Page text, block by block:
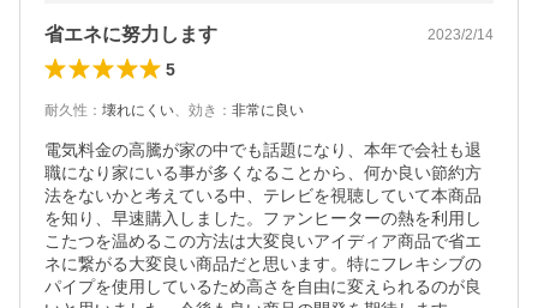
省エネに努力します 2023/2/14
5
耐久性 ： 壊れにくい、 効き ： 非常に良い
電気料金の高騰が家の中でも話題になり、本年で会社も退
職になり家にいる事が多くなることから、何か良い節約方
法をないかと考えている中、テレビを視聴していて本商品
を知り、早速購入しました。ファンヒーターの熱を利用し
こたつを温めるこの方法は大変良いアイディア商品で省エ
ネに繋がる大変良い商品だと思います。特にフレキシブの
パイプを使用しているため高さを自由に変えられるのが良